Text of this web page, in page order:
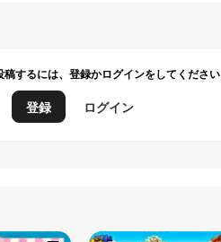
稿するには、登録かログインをしてください
登録 ログイン